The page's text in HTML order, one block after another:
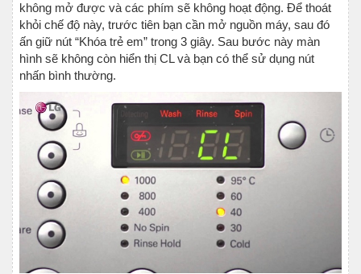
không mở được và các phím sẽ không hoạt động. Để thoát
khỏi chế độ này, trước tiên bạn cần mở nguồn máy, sau đó
ấn giữ nút “Khóa trẻ em” trong 3 giây. Sau bước này màn
hình sẽ không còn hiển thị CL và bạn có thể sử dụng nút
nhấn bình thường.